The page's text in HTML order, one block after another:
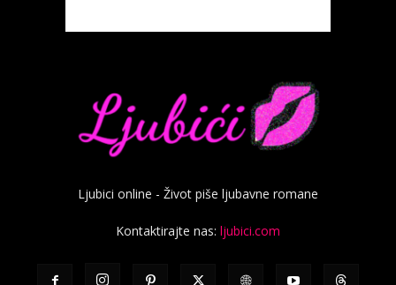
Ljubici online - Život piše ljubavne romane
Kontaktirajte nas: ljubici.com